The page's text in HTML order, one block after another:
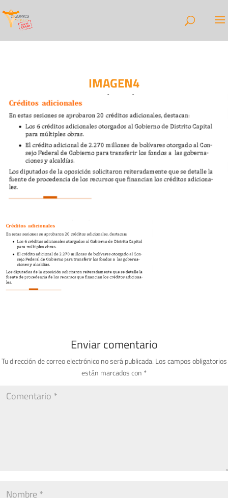
IMAGEN4
Enviar comentario
Tu dirección de correo electrónico no será publicada. Los campos obligatorios
están marcados con *